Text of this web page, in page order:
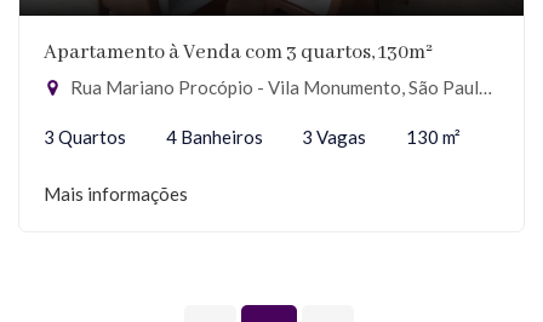
Apartamento à Venda com 3 quartos, 130m²
Rua Mariano Procópio - Vila Monumento, São Paulo-SP
3 Quartos 4 Banheiros 3 Vagas 130 m²
Mais informações